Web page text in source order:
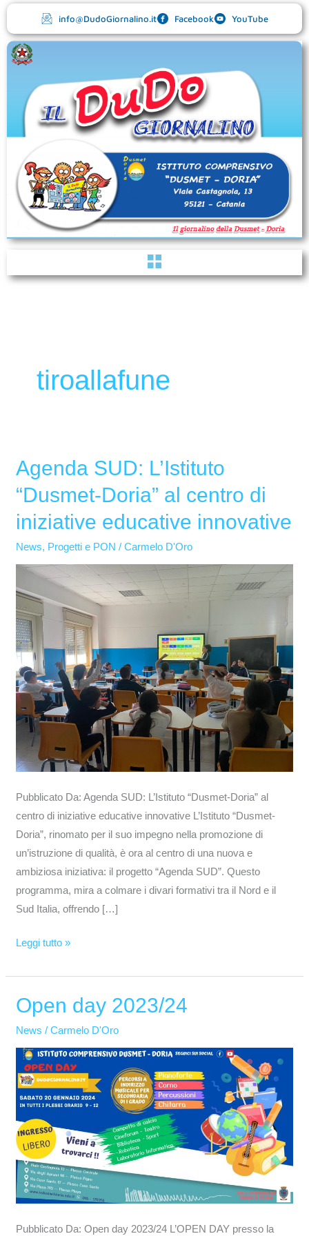
contenuto
info@DudoGiornalino.it Facebook YouTube
Menu
tiroallafune
Agenda SUD: L’Istituto
“Dusmet-Doria” al centro di
iniziative educative innovative
News, Progetti e PON /Carmelo D'Oro
Pubblicato Da: Agenda SUD: L’Istituto “Dusmet-Doria” al
centro di iniziative educative innovative L’Istituto “Dusmet-
Doria”, rinomato per il suo impegno nella promozione di
un’istruzione di qualità, è ora al centro di una nuova e
ambiziosa iniziativa: il progetto “Agenda SUD”. Questo
programma, mira a colmare i divari formativi tra il Nord e il
Sud Italia, offrendo […]
Agenda
SUD:
L’Istituto
“Dusmet-
centro
di
iniziative
educative
innovative
Leggi tutto »
Open day 2023/24
News /Carmelo D'Oro
Pubblicato Da: Open day 2023/24 L’OPEN DAY presso la
Open
2023/24